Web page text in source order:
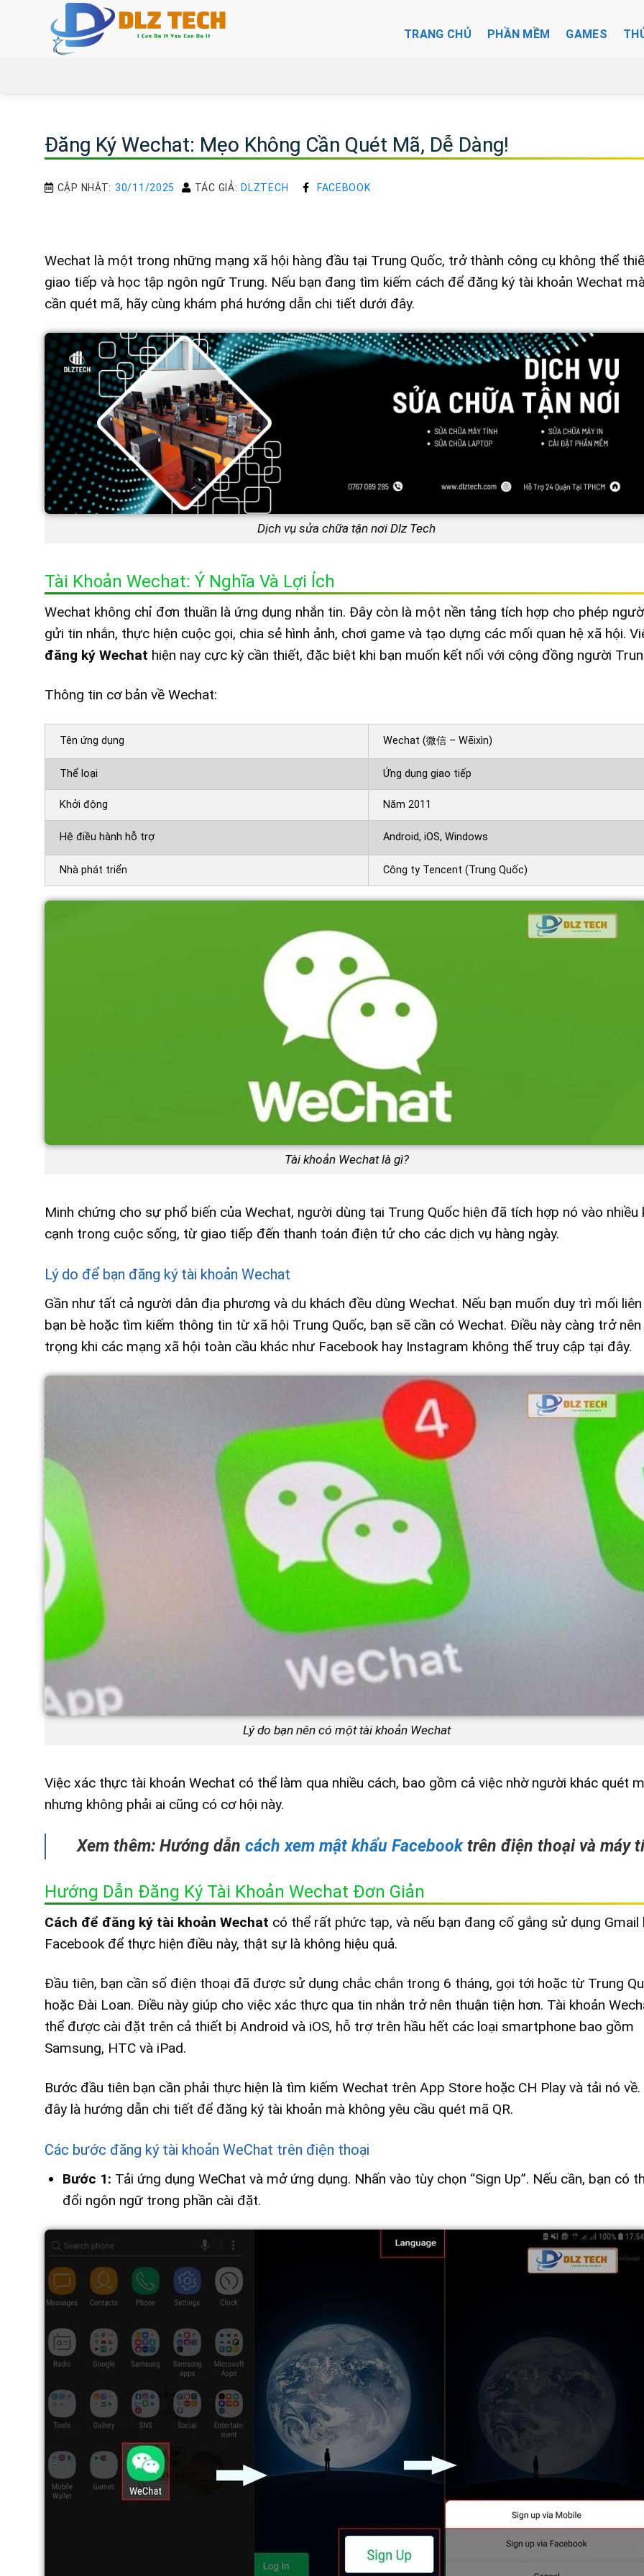
TRANG CHỦ PHẦN MỀM GAMES
Đăng Ký Wechat: Mẹo Không Cần Quét Mã, Dễ Dàng!
CẬP NHẬT: 30/11/2025 TÁC GIẢ: DLZTECH FACEBOOK
Wechat là một trong những mạng xã hội hàng đầu tại Trung Quốc, trở thành công cụ không thể
giao tiếp và học tập ngôn ngữ Trung. Nếu bạn đang tìm kiếm cách để đăng ký tài khoản Wechat
cần quét mã, hãy cùng khám phá hướng dẫn chi tiết dưới đây.
Dịch vụ sửa chữa tận nơi Dlz Tech
Tài Khoản Wechat: Ý Nghĩa Và Lợi Ích
Wechat không chỉ đơn thuần là ứng dụng nhắn tin. Đây còn là một nền tảng tích hợp cho phép
gửi tin nhắn, thực hiện cuộc gọi, chia sẻ hình ảnh, chơi game và tạo dựng các mối quan hệ xã hội.
đăng ký Wechat hiện nay cực kỳ cần thiết, đặc biệt khi bạn muốn kết nối với cộng đồng người
Thông tin cơ bản về Wechat:
Tên ứng dụng Wechat (微信 – Wēixìn)
Thể loại Ứng dụng giao tiếp
Khởi động Năm 2011
Hệ điều hành hỗ trợ Android, iOS, Windows
Nhà phát triển Công ty Tencent (Trung Quốc)
Tài khoản Wechat là gì?
Minh chứng cho sự phổ biến của Wechat, người dùng tại Trung Quốc hiện đã tích hợp nó vào nhiều
cạnh trong cuộc sống, từ giao tiếp đến thanh toán điện tử cho các dịch vụ hàng ngày.
Lý do để bạn đăng ký tài khoản Wechat
Gần như tất cả người dân địa phương và du khách đều dùng Wechat. Nếu bạn muốn duy trì mối
bạn bè hoặc tìm kiếm thông tin từ xã hội Trung Quốc, bạn sẽ cần có Wechat. Điều này càng trở nên
trọng khi các mạng xã hội toàn cầu khác như Facebook hay Instagram không thể truy cập tại đây.
Lý do bạn nên có một tài khoản Wechat
Việc xác thực tài khoản Wechat có thể làm qua nhiều cách, bao gồm cả việc nhờ người khác quét
nhưng không phải ai cũng có cơ hội này.
Xem thêm: Hướng dẫncách xem mật khẩu Facebooktrên điện thoại và máy
Hướng Dẫn Đăng Ký Tài Khoản Wechat Đơn Giản
Cách để đăng ký tài khoản Wechat có thể rất phức tạp, và nếu bạn đang cố gắng sử dụng Gmail
Facebook để thực hiện điều này, thật sự là không hiệu quả.
Đầu tiên, bạn cần số điện thoại đã được sử dụng chắc chắn trong 6 tháng, gọi tới hoặc từ Trung
hoặc Đài Loan. Điều này giúp cho việc xác thực qua tin nhắn trở nên thuận tiện hơn. Tài khoản
thể được cài đặt trên cả thiết bị Android và iOS, hỗ trợ trên hầu hết các loại smartphone bao gồm
Samsung, HTC và iPad.
Bước đầu tiên bạn cần phải thực hiện là tìm kiếm Wechat trên App Store hoặc CH Play và tải nó về.
đây là hướng dẫn chi tiết để đăng ký tài khoản mà không yêu cầu quét mã QR.
Các bước đăng ký tài khoản WeChat trên điện thoại
Bước 1: Tải ứng dụng WeChat và mở ứng dụng. Nhấn vào tùy chọn “Sign Up”. Nếu cần, bạn có
đổi ngôn ngữ trong phần cài đặt.